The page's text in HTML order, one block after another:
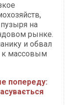
на
рынке.
и обвал
к массовым
попереду: